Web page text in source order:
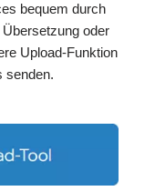
bequem durch
oder
Upload-Funktion
senden.